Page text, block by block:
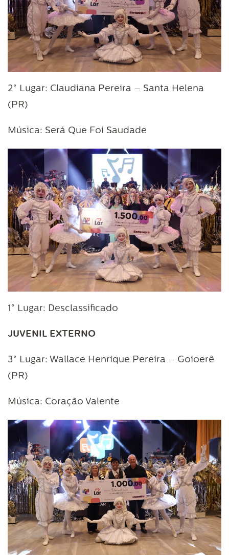
2° Lugar: Claudiana Pereira – Santa Helena
(PR)
Música: Será Que Foi Saudade
1° Lugar: Desclassificado
JUVENIL EXTERNO
3° Lugar: Wallace Henrique Pereira – Goioerê
(PR)
Música: Coração Valente